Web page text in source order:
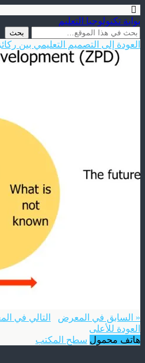
بوابة تكنولوجيا التعليم
العودة إلى التصميم التعليمي بين
« السابق في المعرض
التالي في
العودة للأعلى
هاتف محمول سطح المكتب